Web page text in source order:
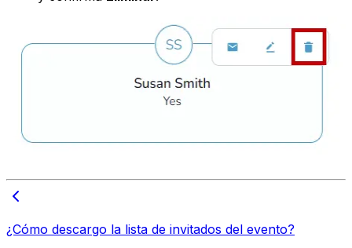
¿Cómo descargo la lista de invitados del evento?